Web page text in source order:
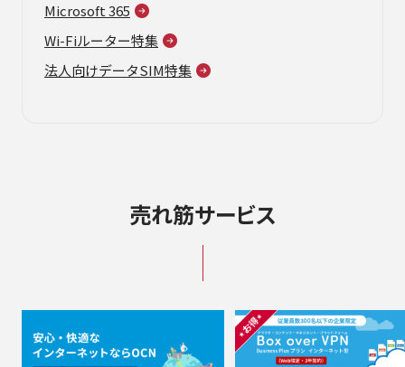
Microsoft 365
Wi-Fiルーター特集
法人向けデータSIM特集
売れ筋サービス